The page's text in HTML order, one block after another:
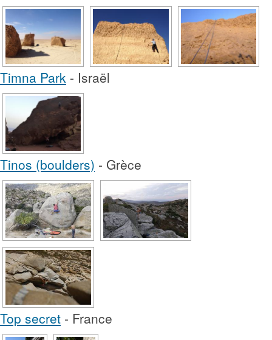
Timna Park - Israël
Tinos (boulders) - Grèce
Top secret - France